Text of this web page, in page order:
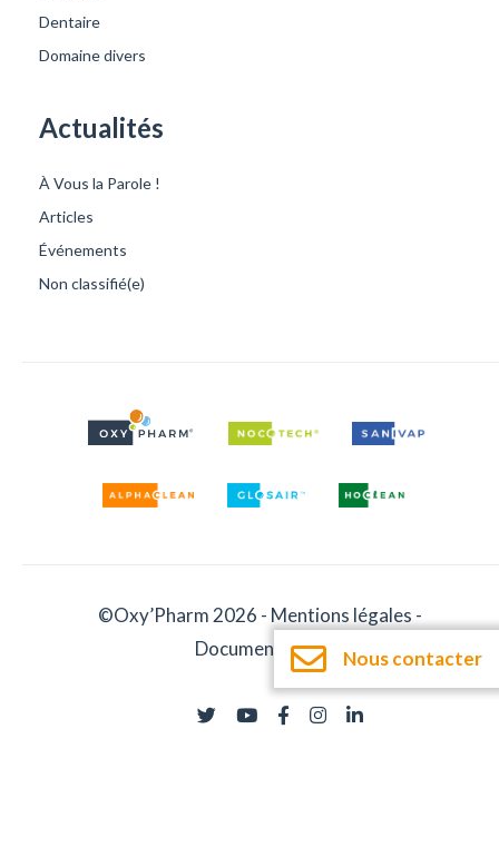
Dentaire
Domaine divers
Actualités
À Vous la Parole !
Articles
Événements
Non classifié(e)
©Oxy’Pharm 2026 - Mentions légales -
Documentation
Nous contacter